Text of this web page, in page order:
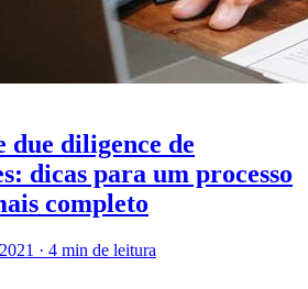
due diligence de
dicas para um processo
completo
· 4 min de leitura